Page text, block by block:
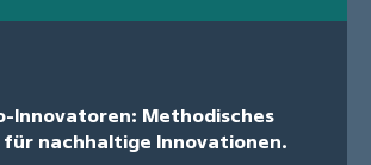
Innovatoren: Methodisches
nachhaltige Innovationen.